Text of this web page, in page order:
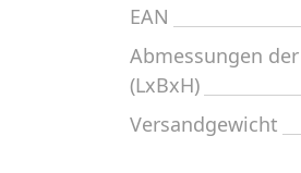
EAN
Abmessungen
(LxBxH)
Versandgewicht